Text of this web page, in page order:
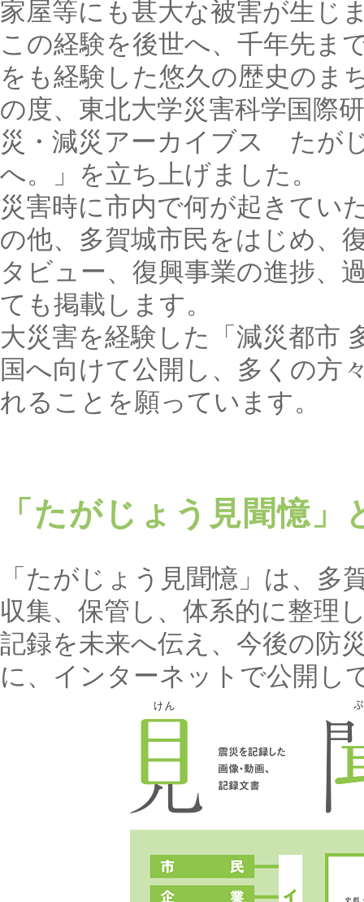
家屋等にも甚大な被害が生じ
この経験を後世へ、千年先ま
をも経験した悠久の歴史のま
の度、東北大学災害科学国際
災・減災アーカイブス たが
へ。」を立ち上げました。
災害時に市内で何が起きてい
の他、多賀城市民をはじめ、
タビュー、復興事業の進捗、
ても掲載します。
大災害を経験した「減災都市
国へ向けて公開し、多くの方
れることを願っています。
「たがじょう見聞憶」
「たがじょう見聞憶」は、
収集、保管し、体系的に整理
記録を未来へ伝え、今後の防
に、インターネットで公開し